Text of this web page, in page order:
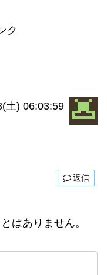
ク
土) 06:03:59
返信
はありません。